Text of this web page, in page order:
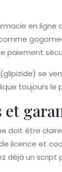
en
paiement
se
toujours
et
doit être
licence et
déjà un